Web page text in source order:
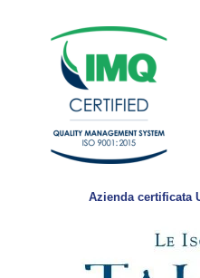
Azienda certificata